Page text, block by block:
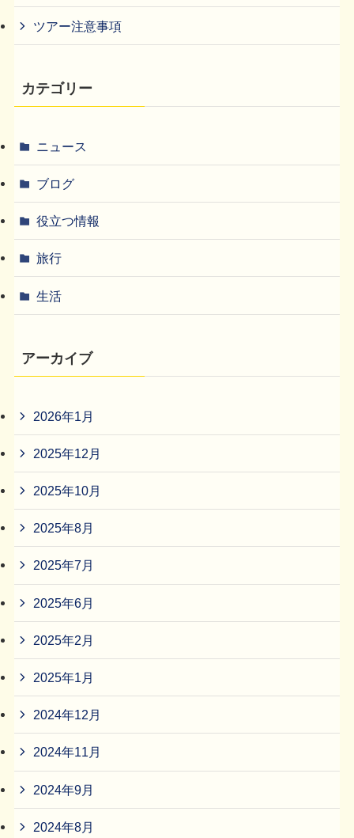
ツアー注意事項
カテゴリー
ニュース
ブログ
役立つ情報
旅行
生活
アーカイブ
2026年1月
2025年12月
2025年10月
2025年8月
2025年7月
2025年6月
2025年2月
2025年1月
2024年12月
2024年11月
2024年9月
2024年8月